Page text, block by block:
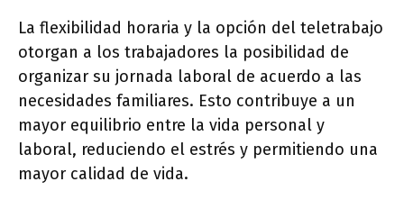
La flexibilidad horaria y la opción del teletrabajo
otorgan a los trabajadores la posibilidad de
organizar su jornada laboral de acuerdo a las
necesidades familiares. Esto contribuye a un
mayor equilibrio entre la vida personal y
laboral, reduciendo el estrés y permitiendo una
mayor calidad de vida.